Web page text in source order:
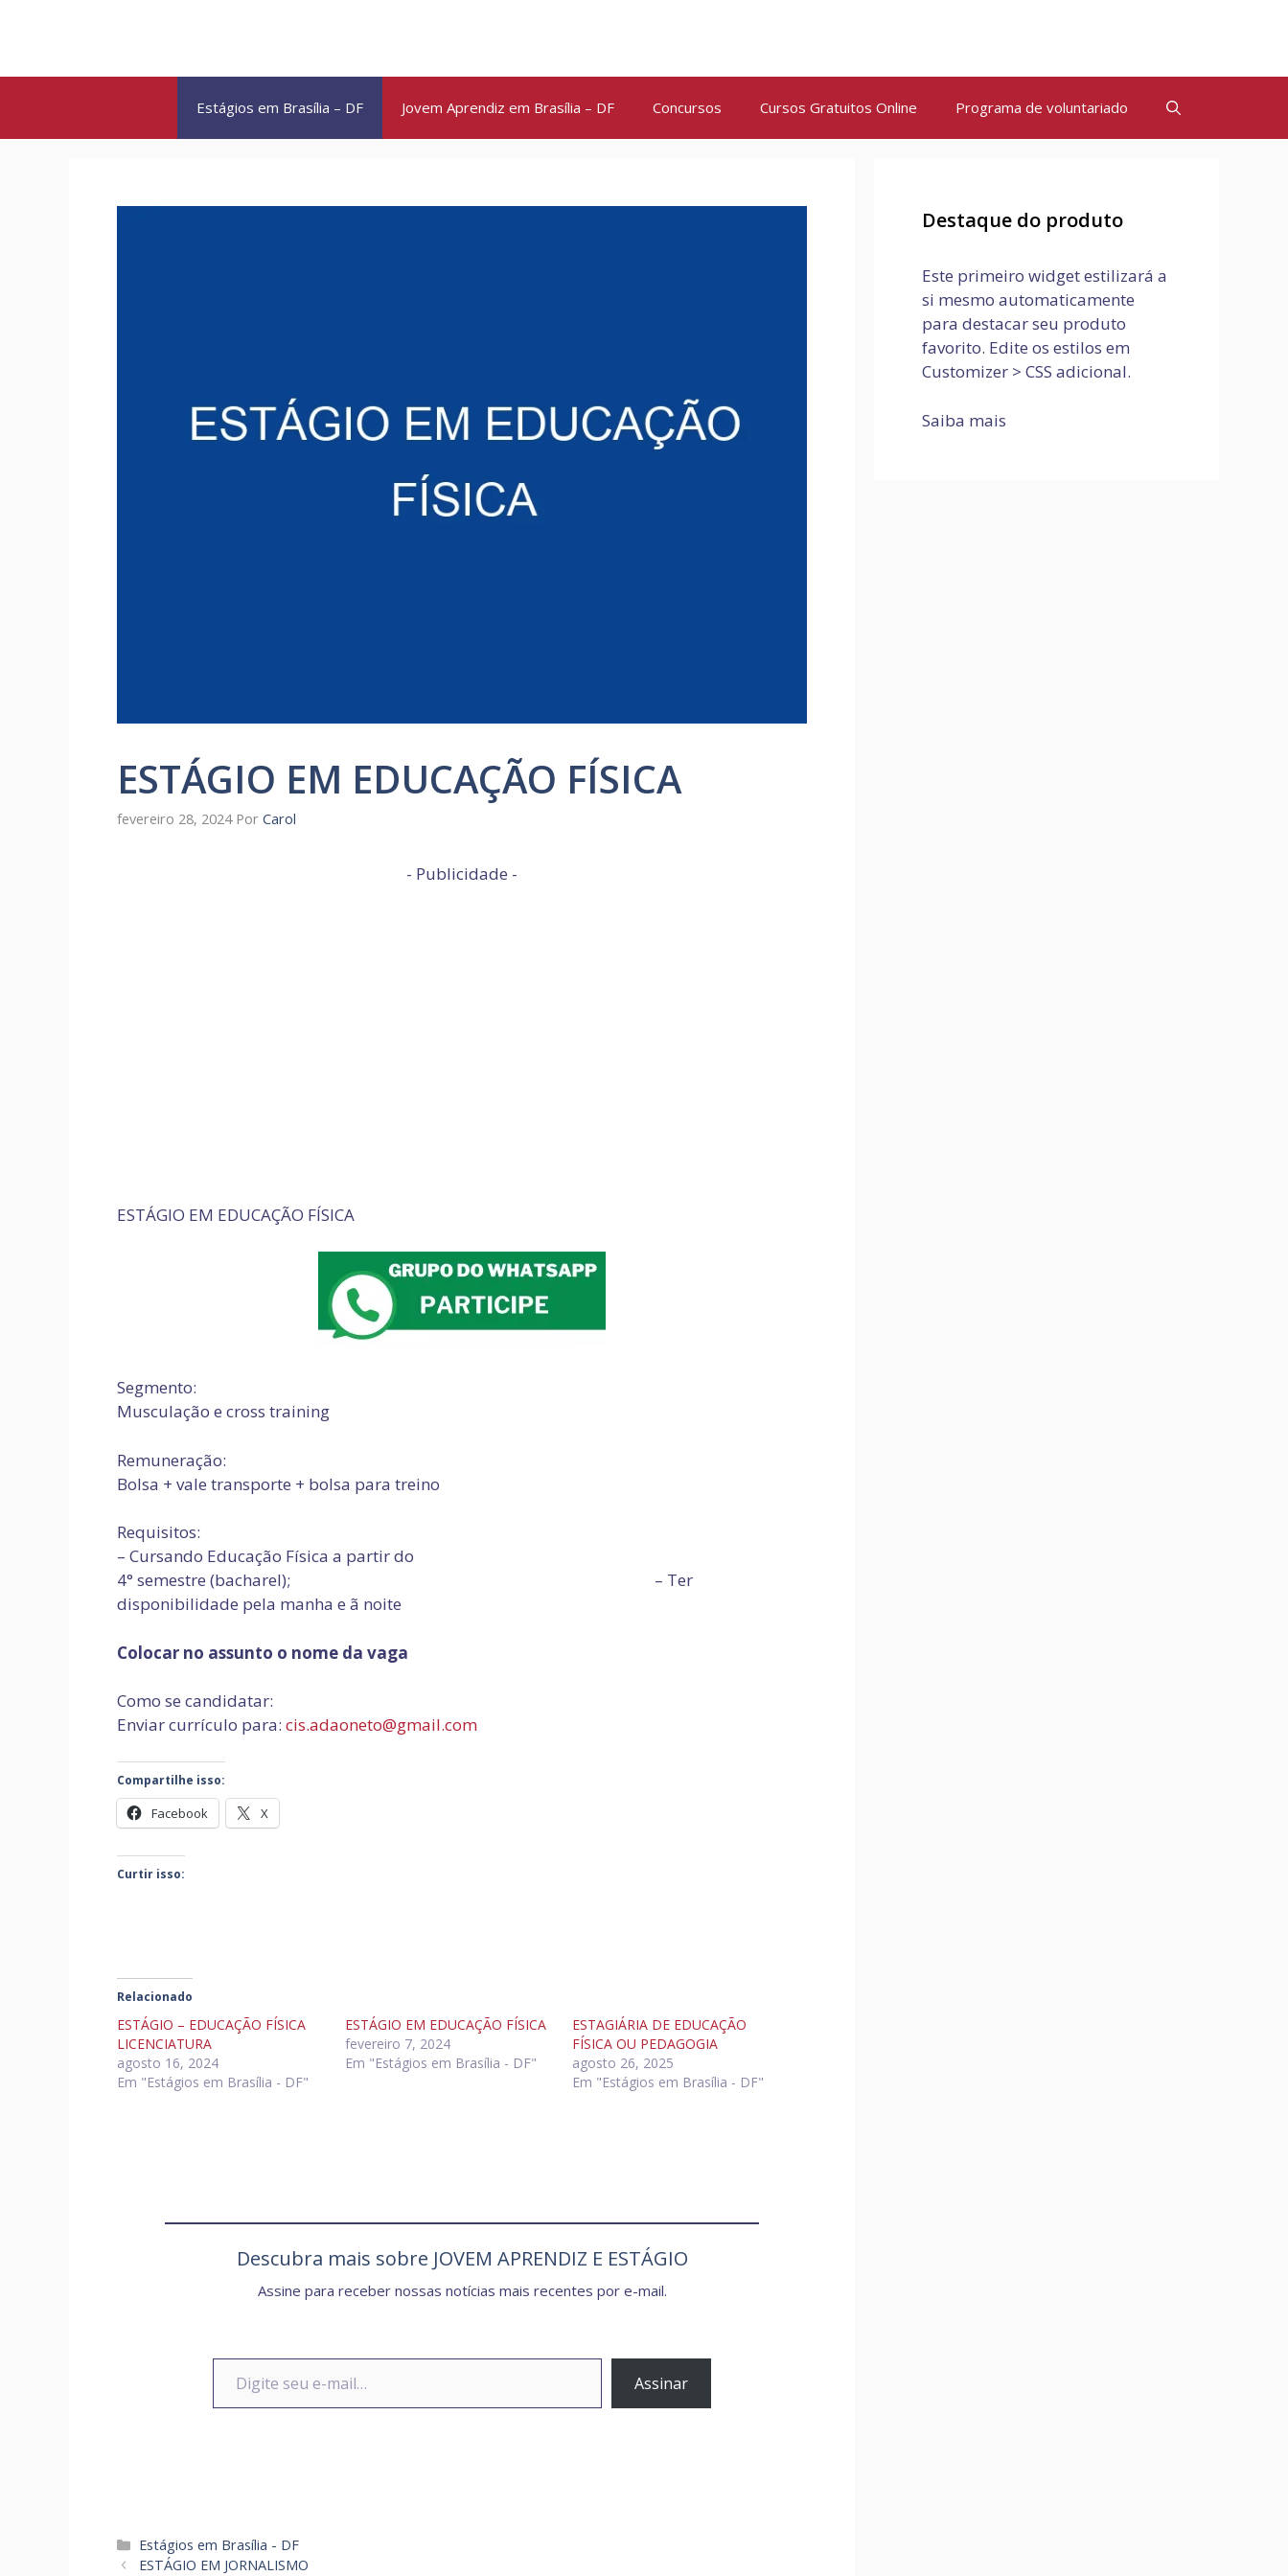
conteúdo
Estágios em Brasília – DF Jovem Aprendiz em Brasília – DF Concursos Cursos Gratuitos Online Programa de voluntariado
ESTÁGIO EM EDUCAÇÃO FÍSICA
fevereiro 28, 2024 Por Carol
- Publicidade -
ESTÁGIO EM EDUCAÇÃO FÍSICA
Segmento:
Musculação e cross training
Remuneração:
Bolsa + vale transporte + bolsa para treino
Requisitos:
– Cursando Educação Física a partir do
4° semestre (bacharel); – Ter
disponibilidade pela manha e ã noite
Colocar no assunto o nome da vaga
Como se candidatar:
Enviar currículo para: cis.adaoneto@gmail.com
Compartilhe isso:
Facebook X
Curtir isso:
Relacionado
ESTÁGIO – EDUCAÇÃO FÍSICA
LICENCIATURA
agosto 16, 2024
Em "Estágios em Brasília - DF"
ESTÁGIO EM EDUCAÇÃO FÍSICA
fevereiro 7, 2024
Em "Estágios em Brasília - DF"
ESTAGIÁRIA DE EDUCAÇÃO
FÍSICA OU PEDAGOGIA
agosto 26, 2025
Em "Estágios em Brasília - DF"
Descubra mais sobre JOVEM APRENDIZ E ESTÁGIO
Assine para receber nossas notícias mais recentes por e-mail.
Digite seu e-mail…
Assinar
Categorias
Estágios em Brasília - DF
ESTÁGIO EM JORNALISMO
Destaque do produto
Este primeiro widget estilizará a
si mesmo automaticamente
para destacar seu produto
favorito. Edite os estilos em
Customizer > CSS adicional.
Saiba mais